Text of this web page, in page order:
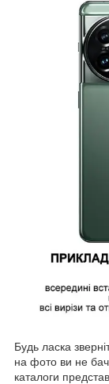
Будь ласка
на фото ви не
каталоги